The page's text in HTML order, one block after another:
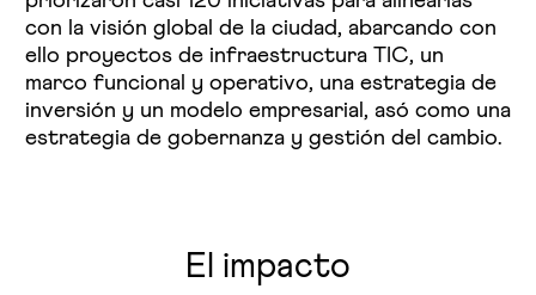
con la visión global de la ciudad, abarcando con
ello proyectos de infraestructura TIC, un
marco funcional y operativo, una estrategia de
inversión y un modelo empresarial, asó como una
estrategia de gobernanza y gestión del cambio.
El impacto